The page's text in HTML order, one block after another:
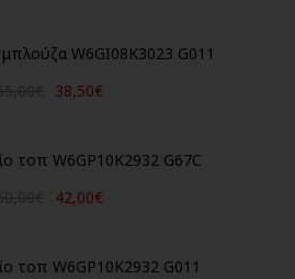
μπλούζα W6GI08K3023 G011
38,50€
τοπ W6GP10K2932 G67C
42,00€
τοπ W6GP10K2932 G011